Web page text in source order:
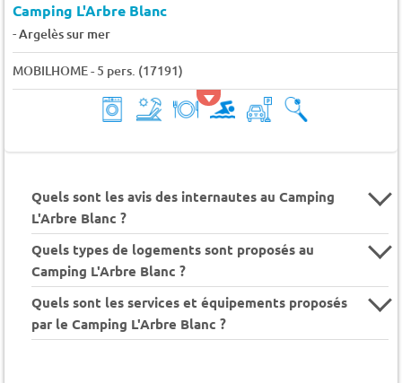
Camping L'Arbre Blanc
-Argelès sur mer
MOBILHOME - 5 pers. (17191)
Quels sont les avis des internautes au Camping
L'Arbre Blanc ?
Quels types de logements sont proposés au
Camping L'Arbre Blanc ?
Quels sont les services et équipements proposés
par le Camping L'Arbre Blanc ?